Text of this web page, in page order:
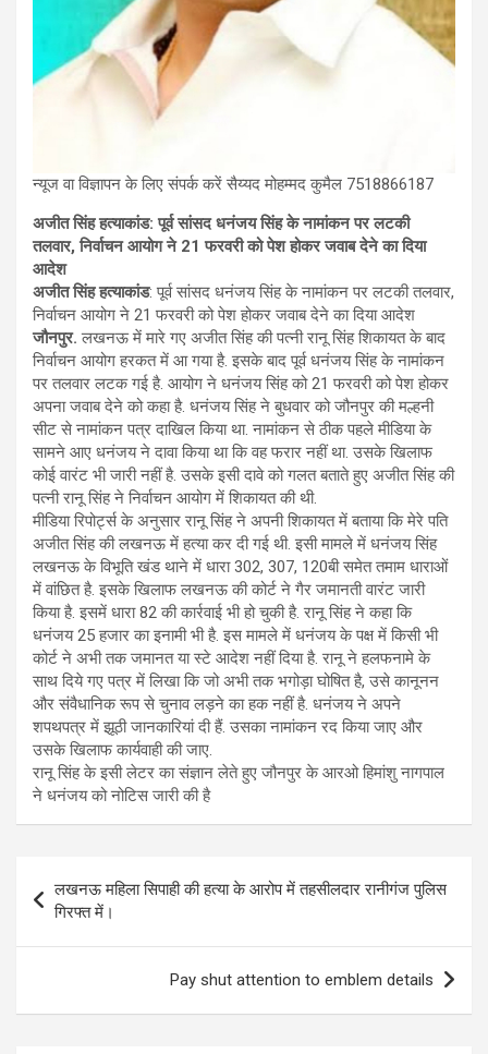
न्यूज वा विज्ञापन के लिए संपर्क करें सैय्यद मोहम्मद कुमैल 7518866187
अजीत सिंह हत्याकांड: पूर्व सांसद धनंजय सिंह के नामांकन पर लटकी
तलवार, निर्वाचन आयोग ने 21 फरवरी को पेश होकर जवाब देने का दिया
आदेश
अजीत सिंह हत्याकांड: पूर्व सांसद धनंजय सिंह के नामांकन पर लटकी तलवार,
निर्वाचन आयोग ने 21 फरवरी को पेश होकर जवाब देने का दिया आदेश
जौनपुर. लखनऊ में मारे गए अजीत सिंह की पत्नी रानू सिंह शिकायत के बाद
निर्वाचन आयोग हरकत में आ गया है. इसके बाद पूर्व धनंजय सिंह के नामांकन
पर तलवार लटक गई है. आयोग ने धनंजय सिंह को 21 फरवरी को पेश होकर
अपना जवाब देने को कहा है. धनंजय सिंह ने बुधवार को जौनपुर की मल्हनी
सीट से नामांकन पत्र दाखिल किया था. नामांकन से ठीक पहले मीडिया के
सामने आए धनंजय ने दावा किया था कि वह फरार नहीं था. उसके खिलाफ
कोई वारंट भी जारी नहीं है. उसके इसी दावे को गलत बताते हुए अजीत सिंह की
पत्नी रानू सिंह ने निर्वाचन आयोग में शिकायत की थी.
मीडिया रिपोर्ट्स के अनुसार रानू सिंह ने अपनी शिकायत में बताया कि मेरे पति
अजीत सिंह की लखनऊ में हत्या कर दी गई थी. इसी मामले में धनंजय सिंह
लखनऊ के विभूति खंड थाने में धारा 302, 307, 120बी समेत तमाम धाराओं
में वांछित है. इसके खिलाफ लखनऊ की कोर्ट ने गैर जमानती वारंट जारी
किया है. इसमें धारा 82 की कार्रवाई भी हो चुकी है. रानू सिंह ने कहा कि
धनंजय 25 हजार का इनामी भी है. इस मामले में धनंजय के पक्ष में किसी भी
कोर्ट ने अभी तक जमानत या स्टे आदेश नहीं दिया है. रानू ने हलफनामे के
साथ दिये गए पत्र में लिखा कि जो अभी तक भगोड़ा घोषित है, उसे कानूनन
और संवैधानिक रूप से चुनाव लड़ने का हक नहीं है. धनंजय ने अपने
शपथपत्र में झूठी जानकारियां दी हैं. उसका नामांकन रद किया जाए और
उसके खिलाफ कार्यवाही की जाए.
रानू सिंह के इसी लेटर का संज्ञान लेते हुए जौनपुर के आरओ हिमांशु नागपाल
ने धनंजय को नोटिस जारी की है
navigation
लखनऊ महिला सिपाही की हत्या के आरोप में तहसीलदार रानीगंज पुलिस
गिरफ्त में।
Pay shut attention to emblem details